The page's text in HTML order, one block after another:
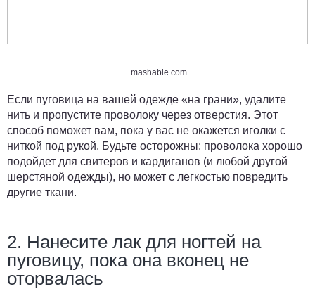
mashable.com
Если пуговица на вашей одежде «на грани», удалите
нить и пропустите проволоку через отверстия. Этот
способ поможет вам, пока у вас не окажется иголки с
ниткой под рукой. Будьте осторожны: проволока хорошо
подойдет для свитеров и кардиганов (и любой другой
шерстяной одежды), но может с легкостью повредить
другие ткани.
2. Нанесите лак для ногтей на
пуговицу, пока она вконец не
оторвалась